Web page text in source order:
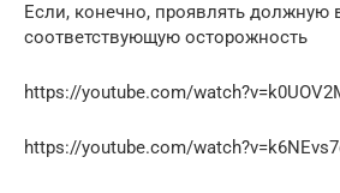
Если, конечно, проявлять должную
соответствующую осторожность
https://youtube.com/
https://youtube.com/